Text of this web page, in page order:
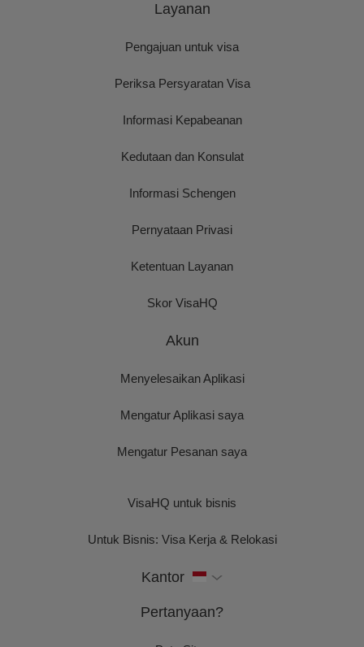
Layanan
Pengajuan untuk visa
Periksa Persyaratan Visa
Informasi Kepabeanan
Kedutaan dan Konsulat
Informasi Schengen
Pernyataan Privasi
Ketentuan Layanan
Skor VisaHQ
Akun
Menyelesaikan Aplikasi
Mengatur Aplikasi saya
Mengatur Pesanan saya
VisaHQ untuk bisnis
Untuk Bisnis: Visa Kerja & Relokasi
Kantor
Pertanyaan?